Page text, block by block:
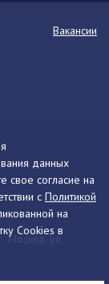
данных
свое согласие на
с Политикой
на
Cookies в
ул.
Вакансии